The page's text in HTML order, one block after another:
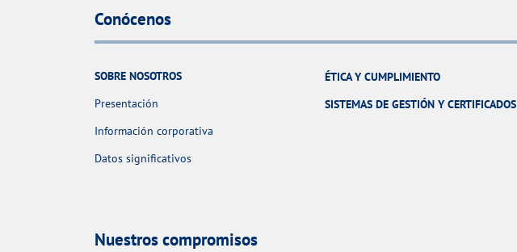
Conócenos
SOBRE NOSOTROS
Presentación
Información corporativa
Datos significativos
ÉTICA Y CUMPLIMIENTO
SISTEMAS DE GESTIÓN Y CERTIFICADOS
Nuestros compromisos